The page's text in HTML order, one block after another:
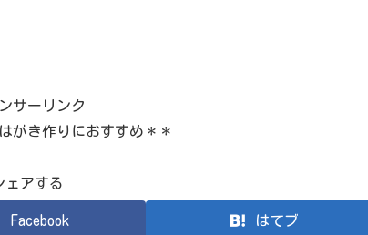
サーリンク
がき作りにおすすめ＊＊
ェアする
Facebook はてブ